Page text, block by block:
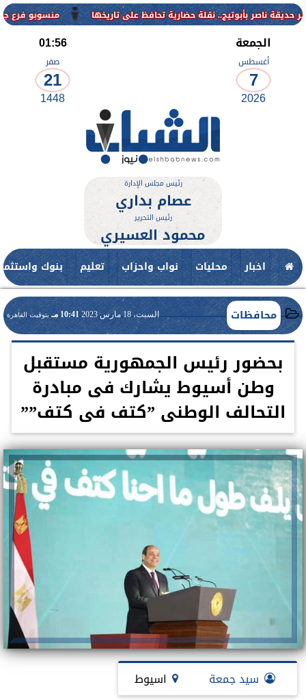
منسوبو فرع جامعة الأزهر للوجه
الجمعة
أغسطس
7
2026
01:56
صفر
21
1448
رئيس مجلس الإدارة
عصام بداري
رئيس التحرير
محمود العسيري
اخبار محليات نواب واحزاب تعليم بنوك
محافظات السبت، 18 مارس 2023 10:41 مـ بتوقيت القاهرة
بحضور رئيس الجمهورية مستقبل
وطن أسيوط يشارك فى مبادرة
التحالف الوطنى ”كتف فى كتف””
سيد جمعة اسيوط